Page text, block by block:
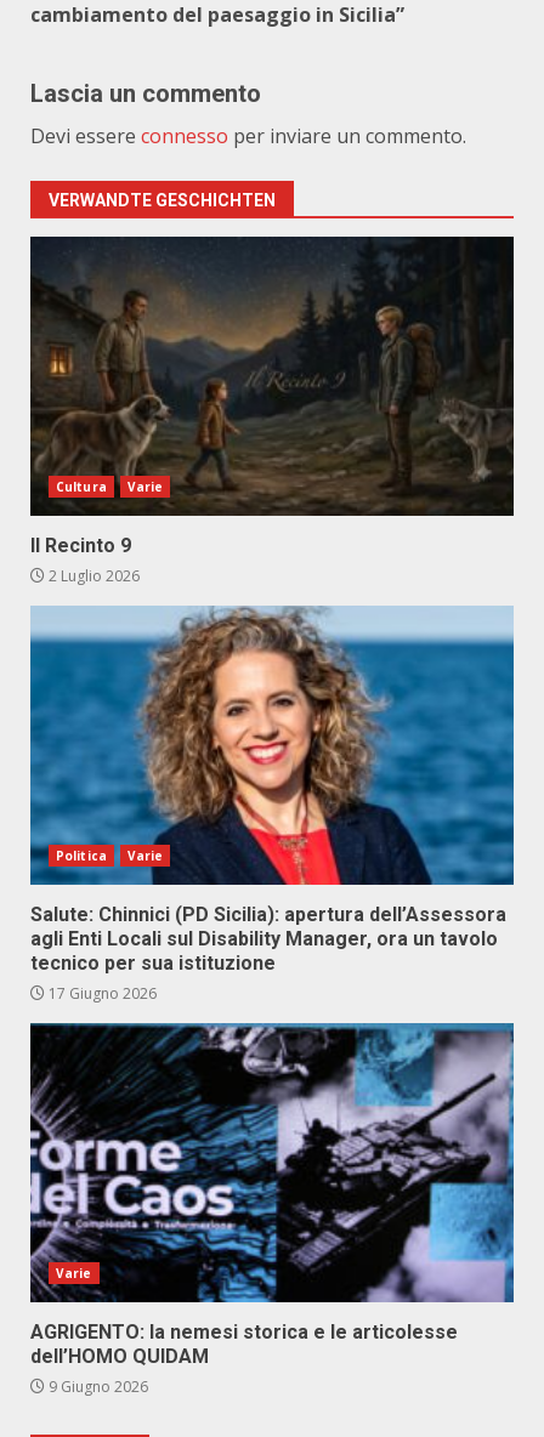
cambiamento del paesaggio in Sicilia”
Lascia un commento
Devi essere connesso per inviare un commento.
VERWANDTE GESCHICHTEN
Cultura Varie
Il Recinto 9
2 Luglio 2026
Politica Varie
Salute: Chinnici (PD Sicilia): apertura dell’Assessora
agli Enti Locali sul Disability Manager, ora un tavolo
tecnico per sua istituzione
17 Giugno 2026
Varie
AGRIGENTO: la nemesi storica e le articolesse
dell’HOMO QUIDAM
9 Giugno 2026